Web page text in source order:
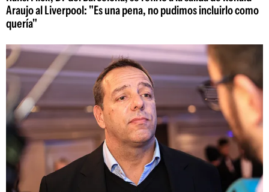
Araujo al Liverpool: "Es una pena, no pudimos incluirlo como
quería"